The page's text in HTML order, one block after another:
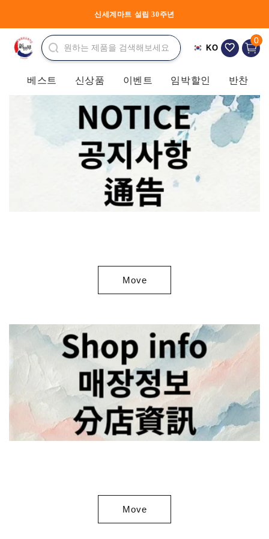
신세계마트 설립 30주년
신상품을 만나 보세요
KO
바
구
0
0개 품
베스트 신상품 이벤트 임박할인 반찬
Move
Move